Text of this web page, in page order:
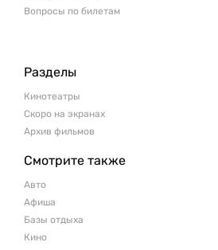
Вопросы по билетам
Разделы
Кинотеатры
Скоро на экранах
Архив фильмов
Смотрите также
Авто
Афиша
Базы отдыха
Кино